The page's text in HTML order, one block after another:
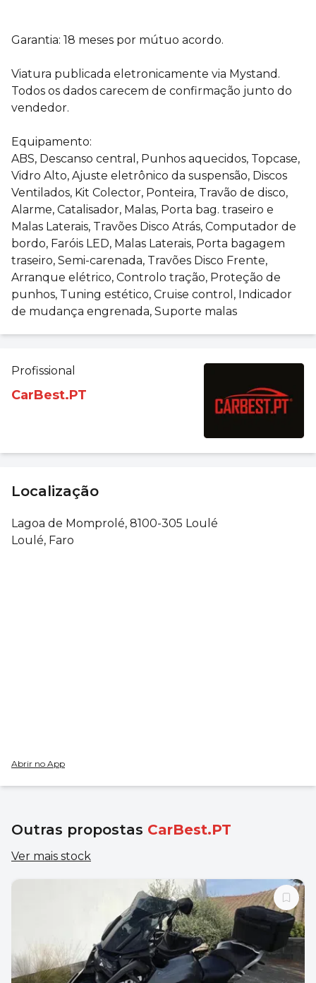
Garantia: 18 meses por mútuo acordo.
Viatura publicada eletronicamente via Mystand.
Todos os dados carecem de confirmação junto do
vendedor.
Equipamento:
ABS, Descanso central, Punhos aquecidos, Topcase,
Vidro Alto, Ajuste eletrônico da suspensão, Discos
Ventilados, Kit Colector, Ponteira, Travão de disco,
Alarme, Catalisador, Malas, Porta bag. traseiro e
Malas Laterais, Travões Disco Atrás, Computador de
bordo, Faróis LED, Malas Laterais, Porta bagagem
traseiro, Semi-carenada, Travões Disco Frente,
Arranque elétrico, Controlo tração, Proteção de
punhos, Tuning estético, Cruise control, Indicador
de mudança engrenada, Suporte malas
Profissional
CarBest.PT
Localização
Lagoa de Momprolé, 8100-305 Loulé
Loulé, Faro
Abrir no App
Outras propostas CarBest.PT
Ver mais stock